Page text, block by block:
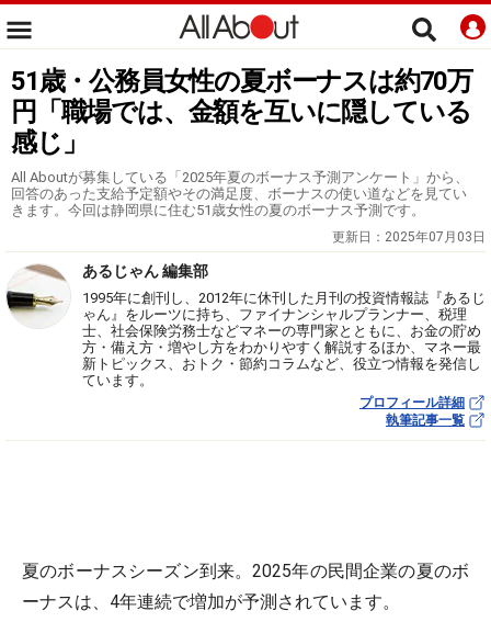
51歳・公務員女性の夏ボーナスは約70万
円「職場では、金額を互いに隠している
感じ」
All Aboutが募集している「2025年夏のボーナス予測アンケート」から、
回答のあった支給予定額やその満足度、ボーナスの使い道などを見てい
きます。今回は静岡県に住む51歳女性の夏のボーナス予測です。
更新日： 2025年07月03日
あるじゃん 編集部
1995年に創刊し、2012年に休刊した月刊の投資情報誌『あるじ
ゃん』をルーツに持ち、ファイナンシャルプランナー、税理
士、社会保険労務士などマネーの専門家とともに、お金の貯め
方・備え方・増やし方をわかりやすく解説するほか、マネー最
新トピックス、おトク・節約コラムなど、役立つ情報を発信し
ています。
プロフィール詳細
執筆記事一覧
夏のボーナスシーズン到来。2025年の民間企業の夏のボ
ーナスは、4年連続で増加が予測されています。